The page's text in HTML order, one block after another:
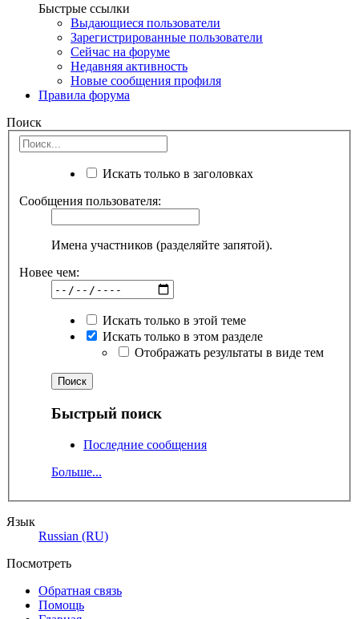
Быстрые ссылки
Выдающиеся пользователи
Зарегистрированные пользователи
Сейчас на форуме
Недавняя активность
Новые сообщения профиля
Правила форума
Поиск
Искать только в заголовках
Сообщения пользователя:
Имена участников (разделяйте запятой).
Новее чем:
Искать только в этой теме
Искать только в этом разделе
Отображать результаты в виде тем
Быстрый поиск
Последние сообщения
Больше...
Язык
Russian (RU)
Посмотреть
Обратная связь
Помощь